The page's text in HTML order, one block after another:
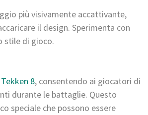
più visivamente accattivante,
il design. Sperimenta con
stile di gioco.
8, consentendo ai giocatori di
durante le battaglie. Questo
speciale che possono essere